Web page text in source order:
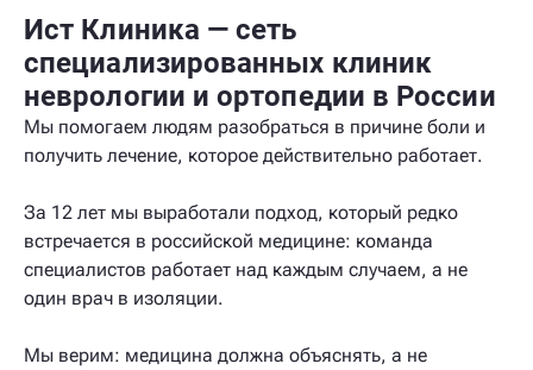
Ист Клиника — сеть
специализированных клиник
неврологии и ортопедии в России
Мы помогаем людям разобраться в причине боли и
получить лечение, которое действительно работает.
За 12 лет мы выработали подход, который редко
встречается в российской медицине: команда
специалистов работает над каждым случаем, а не
один врач в изоляции.
Мы верим: медицина должна объяснять, а не